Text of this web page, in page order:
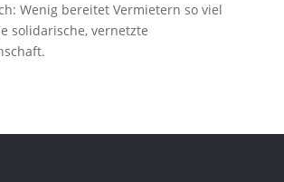
Wenig bereitet Vermietern so viel
solidarische, vernetzte